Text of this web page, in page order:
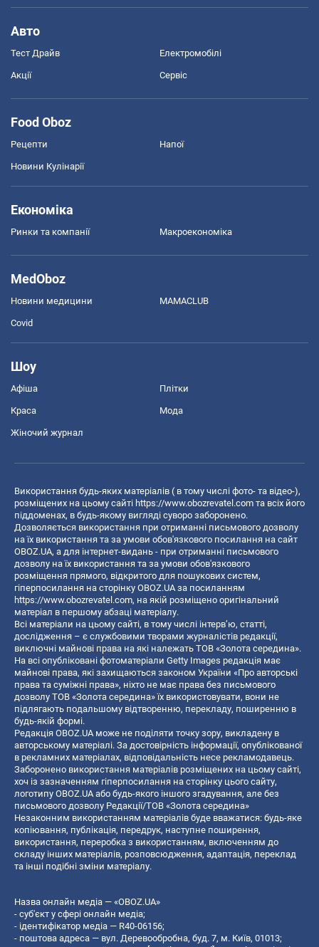
Авто
Тест Драйв Електромобілі
Акції Сервіс
Food Oboz
Рецепти Напої
Новини Кулінарії
Економіка
Ринки та компанії Макроекономіка
MedOboz
Новини медицини MAMACLUB
Covid
Шоу
Афіша Плітки
Краса Мода
Жіночий журнал
Використання будь-яких матеріалів ( в тому числі фото- та відео-),
розміщених на цьому сайті https://www.obozrevatel.com та всіх його
піддоменах, в будь-якому вигляді суворо заборонено.
Дозволяється використання при отриманні письмового дозволу
на їх використання та за умови обов'язкового посилання на сайт
OBOZ.UA, а для інтернет-видань - при отриманні письмового
дозволу на їх використання та за умови обов'язкового
розміщення прямого, відкритого для пошукових систем,
гіперпосилання на сторінку OBOZ.UA за посиланням
https://www.obozrevatel.com, на якій розміщено оригінальний
матеріал в першому абзаці матеріалу.
Всі матеріали на цьому сайті, в тому числі інтерв’ю, статті,
дослідження – є службовими творами журналістів редакції,
виключні майнові права на які належать ТОВ «Золота середина».
На всі опубліковані фотоматеріали Getty Images редакція має
майнові права, які захищаються законом України «Про авторські
права та суміжні права», ніхто не має права без письмового
дозволу ТОВ «Золота середина» їх використовувати, вони не
підлягають подальшому відтворенню, перекладу, поширенню в
будь-якій формі.
Редакція OBOZ.UA може не поділяти точку зору, викладену в
авторському матеріалі. За достовірність інформації, опублікованої
в рекламних матеріалах, відповідальність несе рекламодавець.
Заборонено використання матеріалів розміщених на цьому сайті,
хоч із зазначенням гіперпосилання на сторінку цього сайту,
логотипу OBOZ.UA або будь-якого іншого згадування, але без
письмового дозволу Редакції/ТОВ «Золота середина»
Незаконним використанням матеріалів буде вважатися: будь-яке
копiювання, публiкацiя, передрук, наступне поширення,
використання, переробка з використанням, включенням до
складу інших матеріалів, розповсюдження, адаптація, переклад
та інші подібні зміни матеріалу.
Назва онлайн медіа — «OBOZ.UA»
- суб'єкт у сфері онлайн медіа;
- ідентифікатор медіа — R40-06156;
- поштова адреса — вул. Деревообробна, буд. 7, м. Київ, 01013;